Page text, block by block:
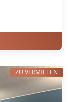
ZU VERMIETEN